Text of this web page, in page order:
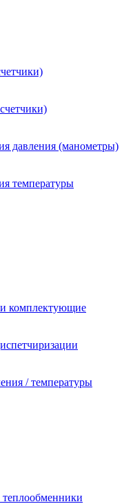
давления (манометры)
температуры
комплектующие
/ температуры